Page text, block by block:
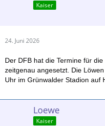
Kaiser
24. Juni 2026
Der DFB hat die Termine für
zeitgenau angesetzt. Die
Uhr im Grünwalder Stadion auf
Loewe
Kaiser